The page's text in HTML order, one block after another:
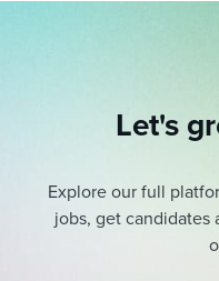
Let's
Explore our full
jobs, get candidates